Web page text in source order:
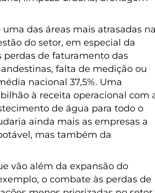
das áreas mais atrasadas
do setor, em especial da
perdas de faturamento das
falta de medição ou
nacional 37,5%. Uma
à receita operacional com
de água para todo o
ainda mais as empresas a
mas também da
vão além da expansão do
o combate às perdas de